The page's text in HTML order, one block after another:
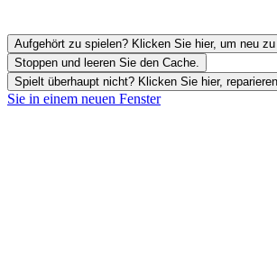
Aufgehört zu spielen? Klicken Sie hier, um neu
Stoppen und leeren Sie den Cache.
Spielt überhaupt nicht? Klicken Sie hier,
Sie in einem neuen Fenster